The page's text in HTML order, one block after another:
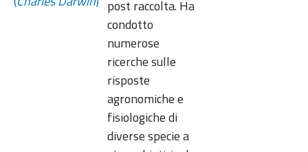
post raccolta. Ha
condotto
numerose
ricerche sulle
risposte
agronomiche e
fisiologiche di
diverse specie a